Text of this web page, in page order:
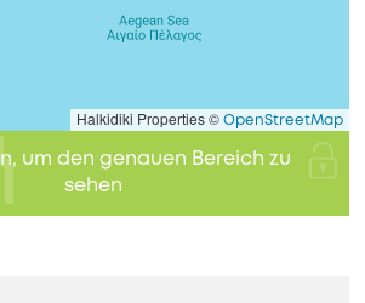
Halkidiki Properties © OpenStreetMap
um den genauen Bereich zu
sehen